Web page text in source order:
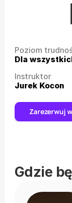
Poziom
Dla
Instruktor
Jurek Kocon
Zarezerwuj
Gdzie